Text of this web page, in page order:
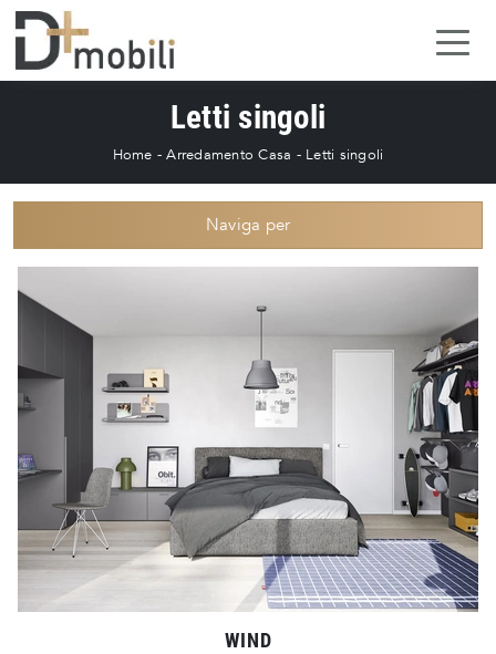
Letti singoli
Home -Arredamento Casa - Letti singoli
Naviga per
WIND